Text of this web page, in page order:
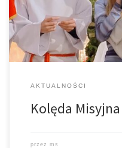
Diecezjalnej w Tarnowie.
tamtejszych dzieci przez
AKTUALNOŚCI
Kolęda
przez ms